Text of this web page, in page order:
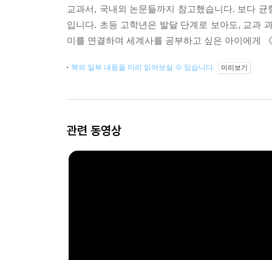
교과서, 국내외 논문들까지 참고했습니다. 보다
입니다. 초등 고학년은 발달 단계로 보아도, 교과
미를 연결하며 세계사를 공부하고 싶은 아이에게
책의 일부 내용을 미리 읽어보실 수 있습니다. 미리보기
관련 동영상